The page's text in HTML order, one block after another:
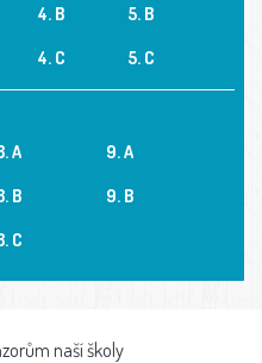
4. B
4. C
5. B
5. C
A
B
C
9. A
9. B
naší školy